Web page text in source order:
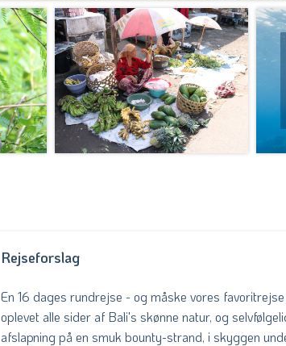
Rejseforslag
En 16 dages rundrejse - og måske vores
oplevet alle sider af Bali's skønne natur, og
afslapning på en smuk bounty-strand, i skyggen